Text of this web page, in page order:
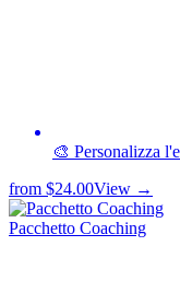
🎨 Personalizza
from $24.00View →
Pacchetto Coaching